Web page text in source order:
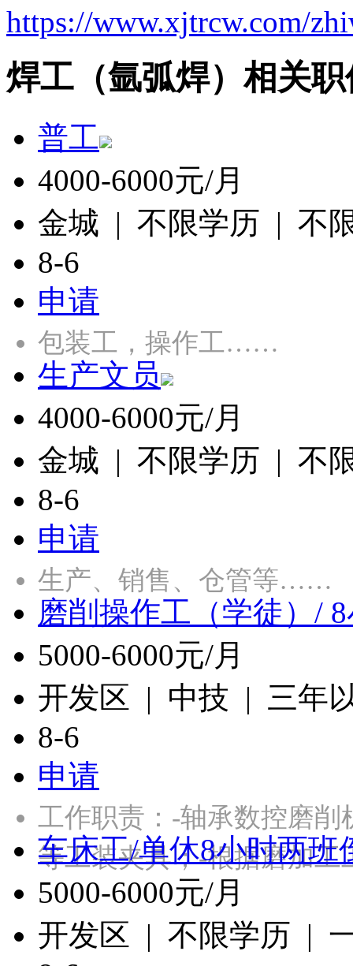
https://www.xjtrcw.com/
焊工（氩弧焊）相关职
普工
4000-6000元/月
金城 | 不限学历 | 不
8-6
申请
包装工，操作工……
生产文员
4000-6000元/月
金城 | 不限学历 | 不
8-6
申请
生产、销售、仓管等……
磨削操作工（学徒）/
5000-6000元/月
开发区 | 中技 | 三年
8-6
申请
工作职责：-轴承数控磨
等工装夹具；-根据磨加
车床工/单休8小时两班
5000-6000元/月
开发区 | 不限学历 |